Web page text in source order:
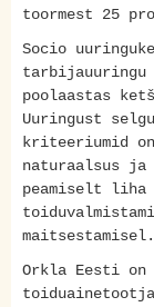
toormest 25
Socio
tarbijauuringu
poolaastas
Uuringust
kriteeriumid
naturaalsus
peamiselt
maitsestamisel.
Orkla Eesti on